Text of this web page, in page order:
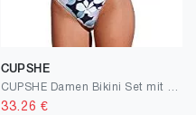
CUPSHE
33.26 €